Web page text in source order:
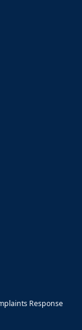
Response